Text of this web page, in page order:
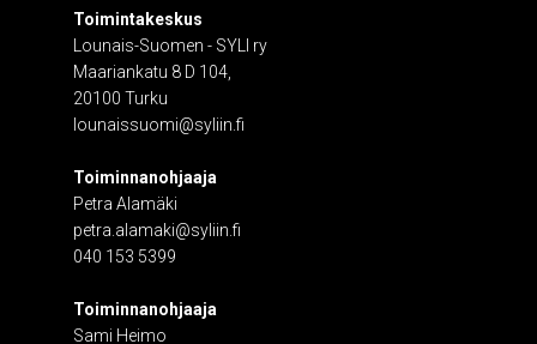
Toimintakeskus
Lounais-Suomen - SYLI ry
Maariankatu 8 D 104,
20100 Turku
lounaissuomi@syliin.fi
Toiminnanohjaaja
Petra Alamäki
petra.alamaki@syliin.fi
040 153 5399
Toiminnanohjaaja
Sami Heimo